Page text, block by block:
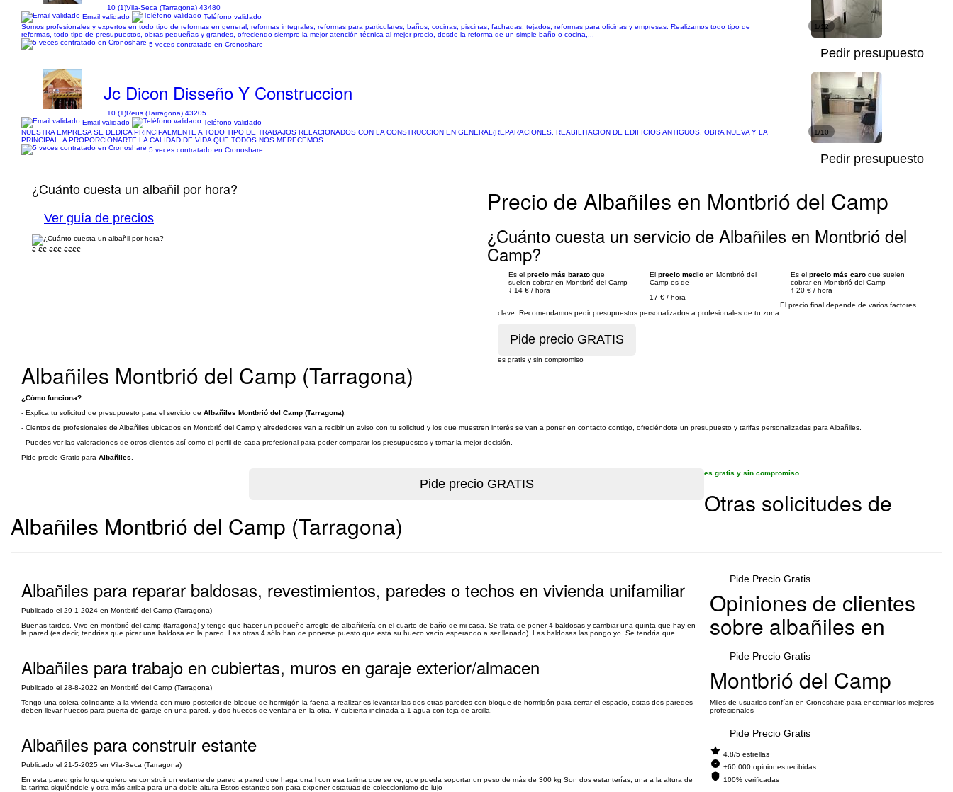
10 (1)Vila-Seca (Tarragona) 43480
Email validado
Teléfono validado
Somos profesionales y expertos en todo tipo de reformas en general, reformas integrales, reformas para particulares, baños, cocinas, piscinas, fachadas, tejados, reformas para oficinas y empresas. Realizamos todo tipo de
reformas, todo tipo de presupuestos, obras pequeñas y grandes, ofreciendo siempre la mejor atención técnica al mejor precio, desde la reforma de un simple baño o cocina,...
5 veces contratado en Cronoshare
1/12
Pedir presupuesto
Jc Dicon Disseño Y Construccion
10 (1)Reus (Tarragona) 43205
Email validado
Teléfono validado
NUESTRA EMPRESA SE DEDICA PRINCIPALMENTE A TODO TIPO DE TRABAJOS RELACIONADOS CON LA CONSTRUCCION EN GENERAL(REPARACIONES, REABILITACION DE EDIFICIOS ANTIGUOS, OBRA NUEVA Y LA
PRINCIPAL, A PROPORCIONARTE LA CALIDAD DE VIDA QUE TODOS NOS MERECEMOS
5 veces contratado en Cronoshare
1/10
Pedir presupuesto
¿Cuánto cuesta un albañil por hora?
Ver guía de precios
€ €€ €€€ €€€€
Precio de Albañiles en Montbrió del Camp
¿Cuánto cuesta un servicio de Albañiles en Montbrió del
Camp?
Es el precio más barato que
suelen cobrar en Montbrió del Camp
↓ 14 € / hora
El precio medio en Montbrió del
Camp es de
17 € / hora
Es el precio más caro que suelen
cobrar en Montbrió del Camp
↑ 20 € / hora
El precio final depende de varios factores
clave. Recomendamos pedir presupuestos personalizados a profesionales de tu zona.
es gratis y sin compromiso
Albañiles Montbrió del Camp (Tarragona)
¿Cómo funciona?
- Explica tu solicitud de presupuesto para el servicio de Albañiles Montbrió del Camp (Tarragona)
- Cientos de profesionales de Albañiles ubicados en Montbrió del Camp y alrededores van a recibir un aviso con tu solicitud y los que muestren interés se van a poner en contacto contigo, ofreciéndote un presupuesto y tarifas personalizadas para Albañiles.
- Puedes ver las valoraciones de otros clientes así como el perfil de cada profesional para poder comparar los presupuestos y tomar la mejor decisión.
Pide precio Gratis para Albañiles
es gratis y sin compromiso
Otras solicitudes de
Albañiles Montbrió del Camp (Tarragona)
Albañiles para reparar baldosas, revestimientos, paredes o techos en vivienda unifamiliar
Publicado el 29-1-2024 en Montbrió del Camp (Tarragona)
Buenas tardes, Vivo en montbrió del camp (tarragona) y tengo que hacer un pequeño arreglo de albañilería en el cuarto de baño de mi casa. Se trata de poner 4 baldosas y cambiar una quinta que hay en
la pared (es decir, tendrías que picar una baldosa en la pared. Las otras 4 sólo han de ponerse puesto que está su hueco vacío esperando a ser llenado). Las baldosas las pongo yo. Se tendría que...
Pide Precio Gratis
Albañiles para trabajo en cubiertas, muros en garaje exterior/almacen
Publicado el 28-8-2022 en Montbrió del Camp (Tarragona)
Tengo una solera colindante a la vivienda con muro posterior de bloque de hormigón la faena a realizar es levantar las dos otras paredes con bloque de hormigón para cerrar el espacio, estas dos paredes
deben llevar huecos para puerta de garaje en una pared, y dos huecos de ventana en la otra. Y cubierta inclinada a 1 agua con teja de arcilla.
Pide Precio Gratis
Albañiles para construir estante
Publicado el 21-5-2025 en Vila-Seca (Tarragona)
En esta pared gris lo que quiero es construir un estante de pared a pared que haga una l con esa tarima que se ve, que pueda soportar un peso de más de 300 kg Son dos estanterías, una a la altura de
la tarima siguiéndole y otra más arriba para una doble altura Estos estantes son para exponer estatuas de coleccionismo de lujo
Pide Precio Gratis
Opiniones de clientes
sobre albañiles en
Montbrió del Camp
Miles de usuarios confían en Cronoshare para encontrar los mejores
profesionales
4.8/5 estrellas
+60.000 opiniones recibidas
100% verificadas